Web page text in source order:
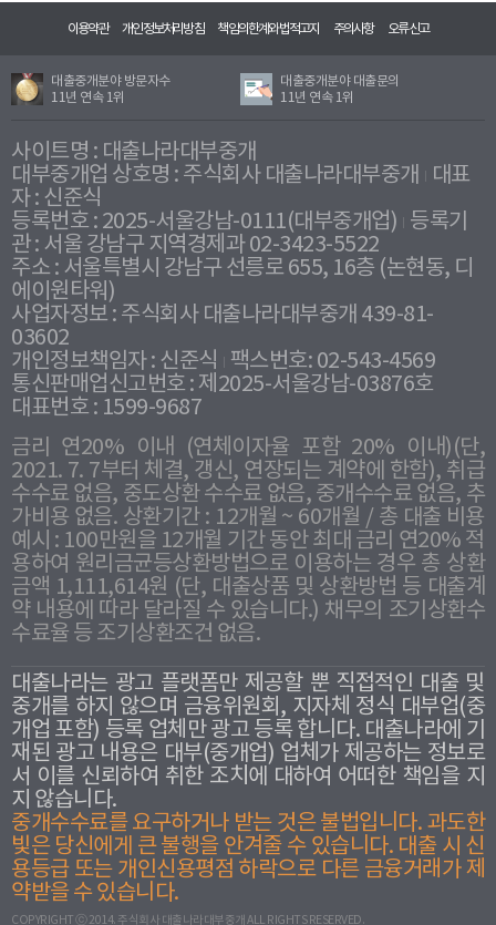
이용약관 개인정보처리방침 책임의한계와법적고지 주의사항 오류신고
대출중개분야 방문자수
11년 연속 1위
대출중개분야 대출문의
11년 연속 1위
사이트명 : 대출나라대부중개
대부중개업 상호명 : 주식회사 대출나라대부중개
대표
자 : 신준식
등록번호 : 2025-서울강남-0111(대부중개업) 등록기
관 : 서울 강남구 지역경제과 02-3423-5522
주소 : 서울특별시 강남구 선릉로 655, 16층 (논현동, 디
에이원타워)
사업자정보 : 주식회사 대출나라대부중개 439-81-
03602
개인정보책임자 : 신준식
팩스번호: 02-543-4569
통신판매업신고번호 : 제2025-서울강남-03876호
대표번호 : 1599-9687
금리 연20% 이내 (연체이자율 포함 20% 이내)(단,
2021. 7. 7부터 체결, 갱신, 연장되는 계약에 한함), 취급
수수료 없음, 중도상환 수수료 없음, 중개수수료 없음, 추
가비용 없음. 상환기간 : 12개월 ~ 60개월 / 총 대출 비용
예시 : 100만원을 12개월 기간 동안 최대 금리 연20% 적
용하여 원리금균등상환방법으로 이용하는 경우 총 상환
금액 1,111,614원 (단, 대출상품 및 상환방법 등 대출계
약 내용에 따라 달라질 수 있습니다.) 채무의 조기상환수
수료율 등 조기상환조건 없음.
대출나라는 광고 플랫폼만 제공할 뿐 직접적인 대출 및
중개를 하지 않으며 금융위원회, 지자체 정식 대부업(중
개업 포함) 등록 업체만 광고 등록 합니다. 대출나라에 기
재된 광고 내용은 대부(중개업) 업체가 제공하는 정보로
서 이를 신뢰하여 취한 조치에 대하여 어떠한 책임을 지
지 않습니다.
중개수수료를 요구하거나 받는 것은 불법입니다. 과도한
빛은 당신에게 큰 불행을 안겨줄 수 있습니다. 대출 시 신
용등급 또는 개인신용평점 하락으로 다른 금융거래가 제
약받을 수 있습니다.
COPYRIGHT ⓒ 2014. 주식회사 대출나라대부중개 ALL RIGHTS RESERVED.